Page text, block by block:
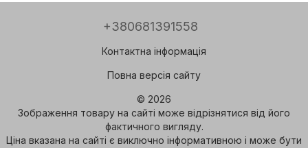
+380681391558
Контактна інформація
Повна версія сайту
© 2026
Зображення товару на сайті може відрізнятися від його
фактичного вигляду.
Ціна вказана на сайті є виключно інформативною і може бути